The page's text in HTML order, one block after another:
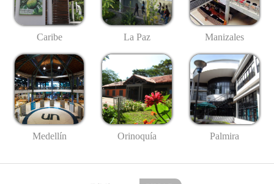
Caribe La Paz Manizales
Medellín Orinoquía Palmira